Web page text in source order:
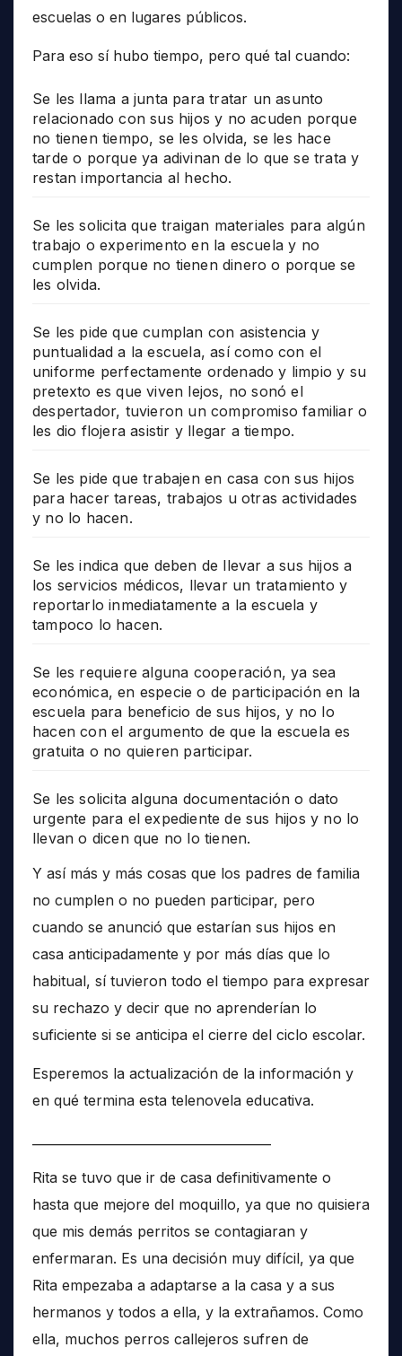
escuelas o en lugares públicos.
Para eso sí hubo tiempo, pero qué tal cuando:
Se les llama a junta para tratar un asunto
relacionado con sus hijos y no acuden porque
no tienen tiempo, se les olvida, se les hace
tarde o porque ya adivinan de lo que se trata y
restan importancia al hecho.
Se les solicita que traigan materiales para algún
trabajo o experimento en la escuela y no
cumplen porque no tienen dinero o porque se
les olvida.
Se les pide que cumplan con asistencia y
puntualidad a la escuela, así como con el
uniforme perfectamente ordenado y limpio y su
pretexto es que viven lejos, no sonó el
despertador, tuvieron un compromiso familiar o
les dio flojera asistir y llegar a tiempo.
Se les pide que trabajen en casa con sus hijos
para hacer tareas, trabajos u otras actividades
y no lo hacen.
Se les indica que deben de llevar a sus hijos a
los servicios médicos, llevar un tratamiento y
reportarlo inmediatamente a la escuela y
tampoco lo hacen.
Se les requiere alguna cooperación, ya sea
económica, en especie o de participación en la
escuela para beneficio de sus hijos, y no lo
hacen con el argumento de que la escuela es
gratuita o no quieren participar.
Se les solicita alguna documentación o dato
urgente para el expediente de sus hijos y no lo
llevan o dicen que no lo tienen.
Y así más y más cosas que los padres de familia
no cumplen o no pueden participar, pero
cuando se anunció que estarían sus hijos en
casa anticipadamente y por más días que lo
habitual, sí tuvieron todo el tiempo para expresar
su rechazo y decir que no aprenderían lo
suficiente si se anticipa el cierre del ciclo escolar.
Esperemos la actualización de la información y
en qué termina esta telenovela educativa.
Rita se tuvo que ir de casa definitivamente o
hasta que mejore del moquillo, ya que no quisiera
que mis demás perritos se contagiaran y
enfermaran. Es una decisión muy difícil, ya que
Rita empezaba a adaptarse a la casa y a sus
hermanos y todos a ella, y la extrañamos. Como
ella, muchos perros callejeros sufren de